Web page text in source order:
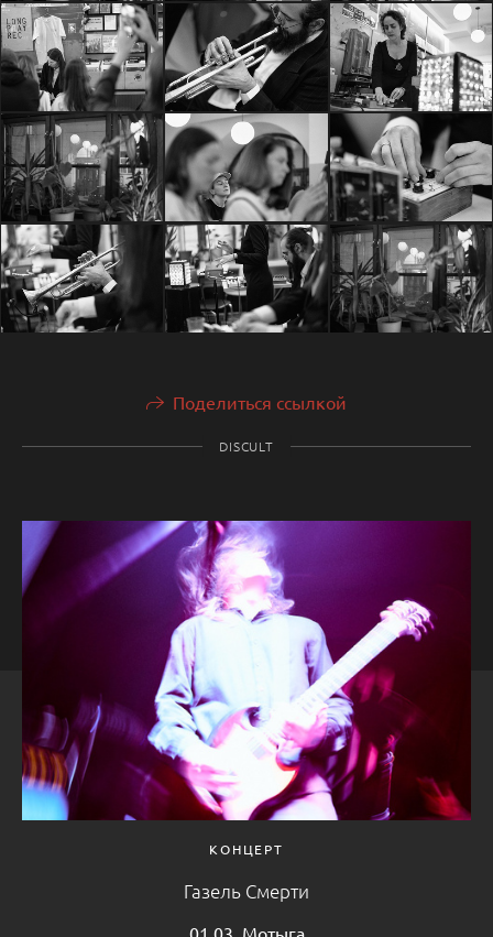
Поделиться ссылкой
DISCULT
КОНЦЕРТ
Газель Смерти
01.03, Мотыга